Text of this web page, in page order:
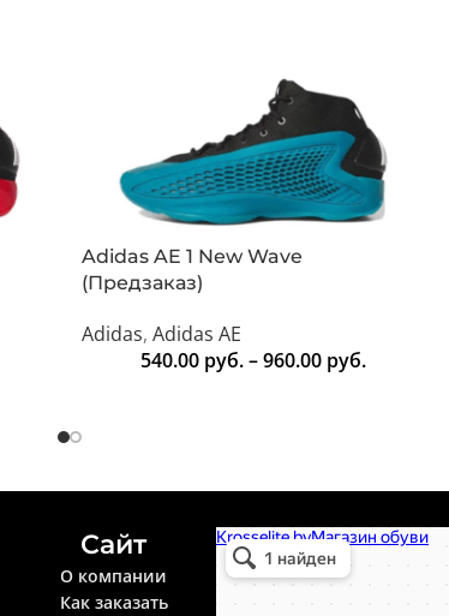
Adidas AE 1 New Wave
(Предзаказ)
Adidas, Adidas AE
540.00 руб.–960.00 руб.
Сайт
О компании
Как заказать
Krosselite.by
Информационный интернет-